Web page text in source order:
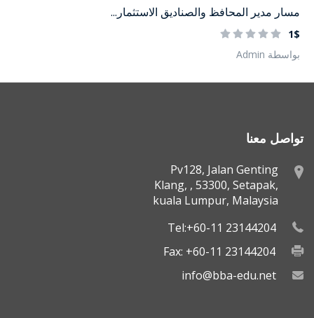
مسار مدير المحافظ والصناديق الاستثمار...
1$
بواسطة Admin
تواصل معنا
Pv128, Jalan Genting
Klang, , 53300, Setapak,
kuala Lumpur, Malaysia
Tel:+60-11 23144204
Fax: +60-11 23144204
info@bba-edu.net